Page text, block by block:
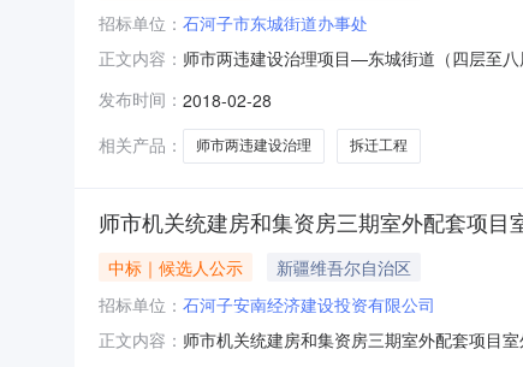
招标单位： 石河子市东城街道办事处
正文内容： 师市两违建设治理项目—东城街道（四层至
段）的所有内容（详见招标文件）。第一名
别建筑工程二级注册证书编号新
发布时间： 2018-02-28
相关产品：
师市两违建设治理 拆迁工程
师市机关统建房和集资房三期室外配套项
中标｜候选人公示
新疆维吾尔自治区
招标单位： 石河子安南经济建设投资有限公司
正文内容： 师市机关统建房和集资房三期室外配套项目